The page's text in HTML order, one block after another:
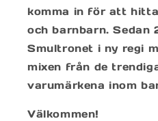
komma in för att
och barnbarn. Sedan
Smultronet i ny regi
mixen från de
varumärkena inom
Välkommen!